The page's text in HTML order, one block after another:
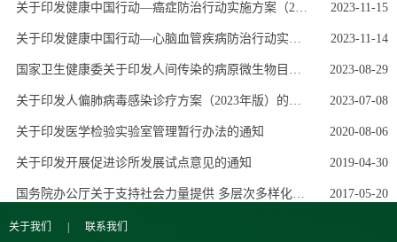
关于印发健康中国行动—癌症防治行动实施方案（2023—2030年）的通知 2023-11-15
关于印发健康中国行动—心脑血管疾病防治行动实施方案（2023—2030年）的通知 2023-11-14
国家卫生健康委关于印发人间传染的病原微生物目录的通知 2023-08-29
关于印发人偏肺病毒感染诊疗方案（2023年版）的通知 2023-07-08
关于印发医学检验实验室管理暂行办法的通知 2020-08-06
关于印发开展促进诊所发展试点意见的通知 2019-04-30
国务院办公厅关于支持社会力量提供 多层次多样化医疗服务的意见 2017-05-20
关于我们 | 联系我们